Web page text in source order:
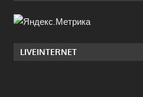
LIVEINTERNET